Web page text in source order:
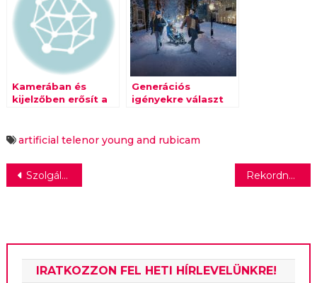
Kamerában és
kijelzőben erősít a
Generációs
igényekre választ
karácsonyra
artificial telenor young and rubicam
Bejegyzés
Szolgáltatóközpont lesz a jövő benzinkútja Rekordnyereséget ért el a Fiat Chrysler
IRATKOZZON FEL HETI HÍRLEVELÜNKRE!